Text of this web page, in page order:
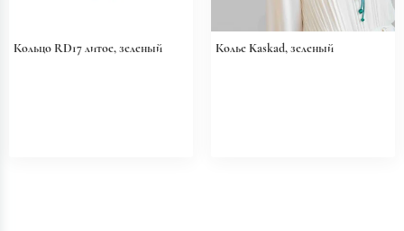
Кольцо RD17 литое, зеленый Колье Kaskad, зеленый